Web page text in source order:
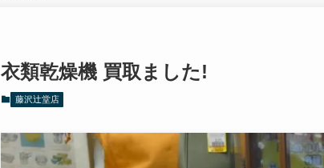
衣類乾燥機 買取ました!
藤沢辻堂店